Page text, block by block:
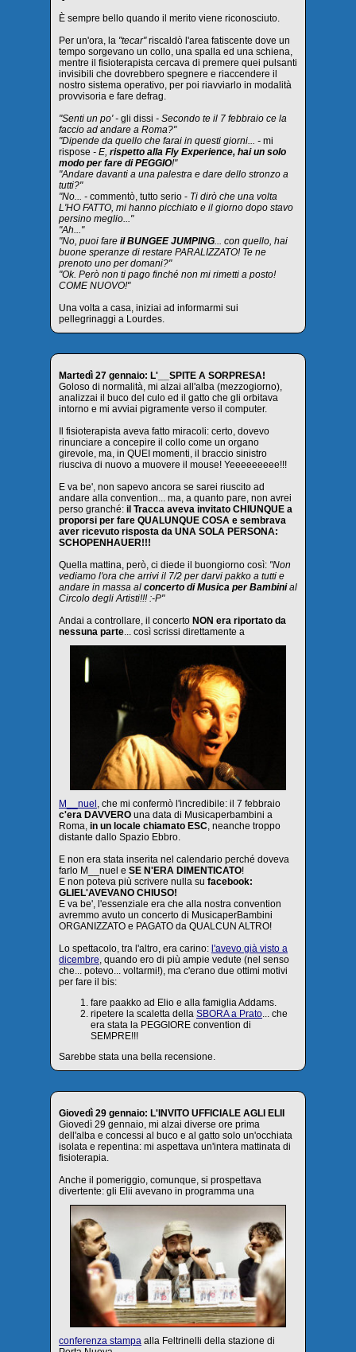
È sempre bello quando il merito viene riconosciuto.
Per un'ora, la "tecar"riscaldò l'area fatiscente dove un
tempo sorgevano un collo, una spalla ed una schiena,
mentre il fisioterapista cercava di premere quei pulsanti
invisibili che dovrebbero spegnere e riaccendere il
nostro sistema operativo, per poi riavviarlo in modalità
provvisoria e fare defrag.
"Senti un po' - gli dissi - Secondo te il 7 febbraio ce la
faccio ad andare a Roma?"
"Dipende da quello che farai in questi giorni... - mi
rispose - E, rispetto alla Fly Experience, hai un solo
modo per fare di PEGGIO!"
"Andare davanti a una palestra e dare dello stronzo a
tutti?"
"No... - commentò, tutto serio - Ti dirò che una volta
L'HO FATTO, mi hanno picchiato e il giorno dopo stavo
persino meglio..."
"Ah..."
"No, puoi fare il BUNGEE JUMPING ... con quello, hai
buone speranze di restare PARALIZZATO! Te ne
prenoto uno per domani?"
"Ok. Però non ti pago finché non mi rimetti a posto!
COME NUOVO!"
Una volta a casa, iniziai ad informarmi sui
pellegrinaggi a Lourdes.
Martedì 27 gennaio: L'__SPITE A SORPRESA!
Goloso di normalità, mi alzai all'alba (mezzogiorno),
analizzai il buco del culo ed il gatto che gli orbitava
intorno e mi avviai pigramente verso il computer.
Il fisioterapista aveva fatto miracoli: certo, dovevo
rinunciare a concepire il collo come un organo
girevole, ma, in QUEI momenti, il braccio sinistro
riusciva di nuovo a muovere il mouse! Yeeeeeeeee!!!
E va be', non sapevo ancora se sarei riuscito ad
andare alla convention... ma, a quanto pare, non avrei
perso granché: il Tracca aveva invitato CHIUNQUE a
proporsi per fare QUALUNQUE COSA e sembrava
aver ricevuto risposta da UNA SOLA PERSONA:
SCHOPENHAUER!!!
Quella mattina, però, ci diede il buongiorno così: "Non
vediamo l'ora che arrivi il 7/2 per darvi pakko a tutti e
andare in massa al concerto di Musica per Bambinial
Circolo degli Artisti!!! :-P"
Andai a controllare, il concerto NON era riportato da
nessuna parte ... così scrissi direttamente a
M__nuel , che mi confermò l'incredibile: il 7 febbraio
c'era DAVVERO una data di Musicaperbambini a
Roma, in un locale chiamato ESC , neanche troppo
distante dallo Spazio Ebbro.
E non era stata inserita nel calendario perché doveva
farlo M__nuel e SE N'ERA DIMENTICATO!
E non poteva più scrivere nulla su facebook:
GLIEL'AVEVANO CHIUSO!
E va be', l'essenziale era che alla nostra convention
avremmo avuto un concerto di MusicaperBambini
ORGANIZZATO e PAGATO da QUALCUN ALTRO!
Lo spettacolo, tra l'altro, era carino: l'avevo già visto a
dicembre , quando ero di più ampie vedute (nel senso
che... potevo... voltarmi!), ma c'erano due ottimi motivi
per fare il bis:
fare paakko ad Elio e alla famiglia Addams.
ripetere la scaletta della SBORA a Prato ... che
era stata la PEGGIORE convention di
SEMPRE!!!
Sarebbe stata una bella recensione.
Giovedì 29 gennaio: L'INVITO UFFICIALE AGLI ELII
Giovedì 29 gennaio, mi alzai diverse ore prima
dell'alba e concessi al buco e al gatto solo un'occhiata
isolata e repentina: mi aspettava un'intera mattinata di
fisioterapia.
Anche il pomeriggio, comunque, si prospettava
divertente: gli Elii avevano in programma una
conferenza stampa alla Feltrinelli della stazione di